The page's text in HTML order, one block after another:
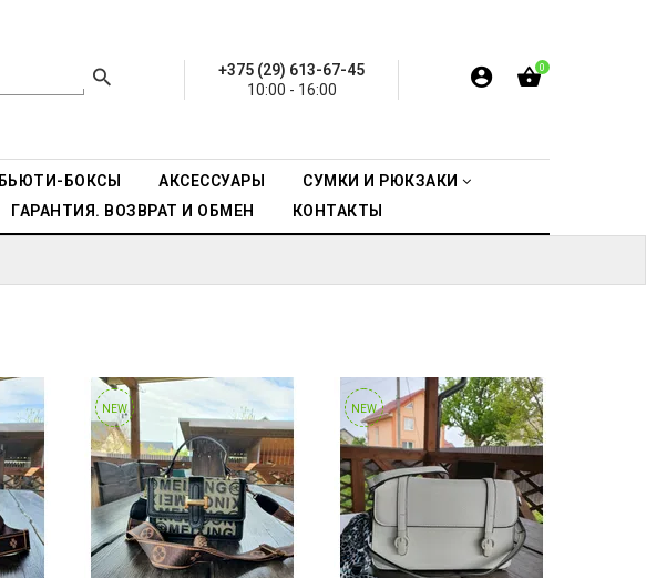
+375 (29) 613-67-45
10:00 - 16:00
0
БЬЮТИ-БОКСЫ АКСЕССУАРЫ
СУМКИ И РЮКЗАКИ
ГАРАНТИЯ. ВОЗВРАТ И ОБМЕН КОНТАКТЫ
NEW NEW